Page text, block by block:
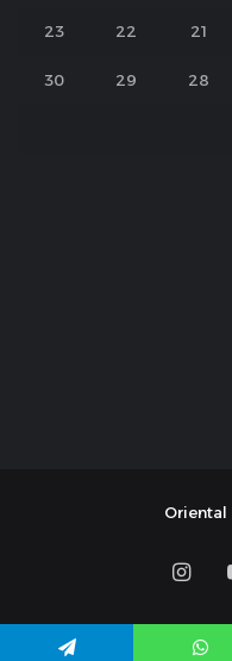
21
22
23
28
29
30
YouTube
Instagram